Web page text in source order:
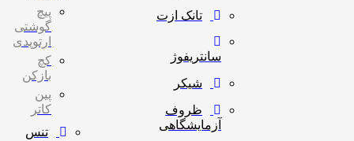
تانک ازت
سانتریفوژ
شیکر
ظروف
آزمایشگاهی
پیچ
گوشتی
ارتوپدی
کچ
بازکن
پین
کاتر
تنس